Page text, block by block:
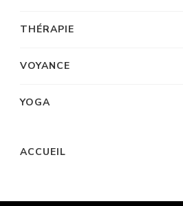
THÉRAPIE
VOYANCE
YOGA
ACCUEIL